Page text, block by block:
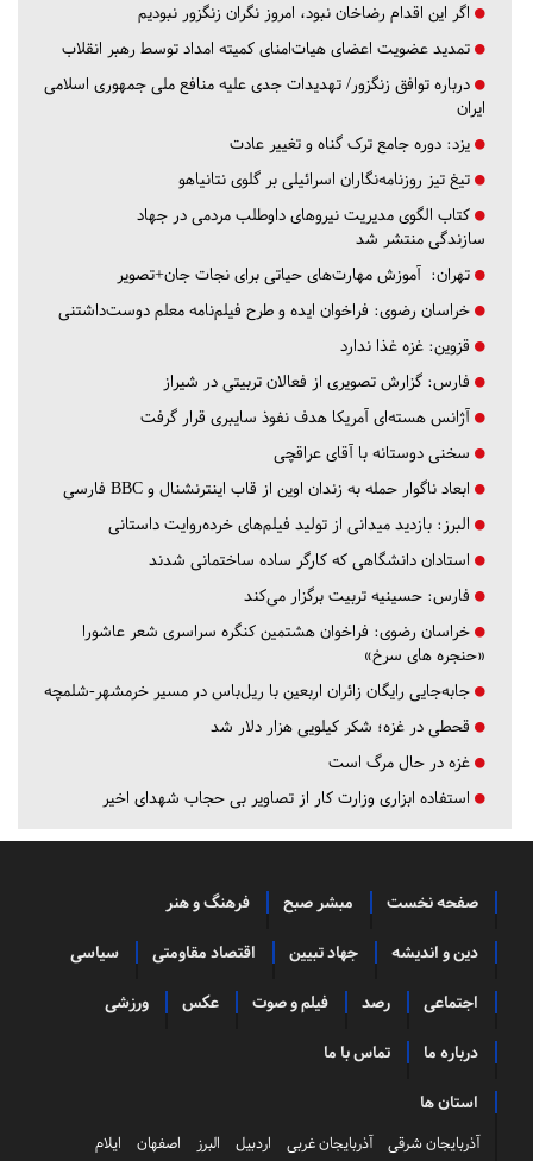
اگر این اقدام رضاخان نبود، امروز نگران زنگزور نبودیم
تمدید عضویت اعضای هیات‌امنای کمیته امداد توسط رهبر انقلاب
درباره توافق زنگزور/ تهدیدات جدی علیه منافع ملی جمهوری اسلامی
ایران
یزد: دوره جامع ترک گناه و تغییر عادت
تیغ تیز روزنامه‌نگاران اسرائیلی بر گلوی نتانیاهو
کتاب الگوی مدیریت نیروهای داوطلب مردمی در جهاد
سازندگی منتشر شد
تهران: آموزش مهارت‌های حیاتی برای نجات جان+تصویر
خراسان رضوی: فراخوان ایده و طرح فیلم‌نامه معلم دوست‌داشتنی
قزوین: غزه غذا ندارد
فارس: گزارش تصویری از فعالان تربیتی در شیراز
آژانس هسته‌ای آمریکا هدف نفوذ سایبری قرار گرفت
سخنی دوستانه با آقای عراقچی
ابعاد ناگوار حمله به زندان اوین از قاب اینترنشنال و BBC فارسی
البرز: بازدید میدانی از تولید فیلم‌های خرده‌روایت داستانی
استادان دانشگاهی که کارگر ساده ساختمانی شدند
فارس: حسینیه تربیت برگزار می‌کند
خراسان رضوی: فراخوان هشتمین کنگره سراسری شعر عاشورا
«حنجره های سرخ»
جابه‌جایی رایگان زائران اربعین با ریل‌باس در مسیر خرمشهر-شلمچه
قحطی در غزه؛ شکر کیلویی هزار دلار شد
غزه در حال مرگ است
استفاده ابزاری وزارت کار از تصاویر بی حجاب شهدای اخیر
صفحه نخست مبشر صبح فرهنگ و هنر
دین و اندیشه جهاد تبیین اقتصاد مقاومتی سیاسی
اجتماعی رصد فیلم و صوت عکس ورزشی
درباره ما تماس با ما
استان ها
آذربایجان شرقی آذربایجان غربی اردبیل البرز اصفهان ایلام